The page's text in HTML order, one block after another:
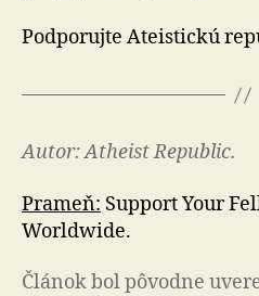
Podporujte Ateistickú
Autor: Atheist Republic.
Prameň: Support Your
Worldwide.
Článok bol pô­vod­ne